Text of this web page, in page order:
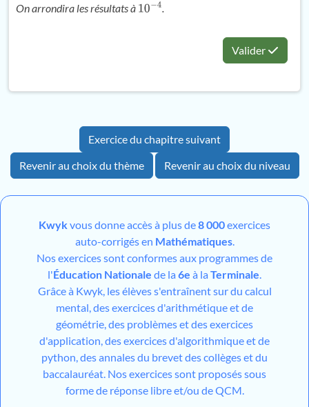
On arrondira les résultats à 10 4
Valider
Exercice du chapitre suivant
Revenir au choix du thème
Revenir au choix du niveau
Kwykvous donne accès à plus de8 000exercices
auto-corrigés en Mathématiques.
Nos exercices sont conformes aux programmes de
l'Éducation Nationale de la 6e à la Terminale
Grâce à Kwyk, les élèves s'entraînent sur du calcul
mental, des exercices d'arithmétique et de
géométrie, des problèmes et des exercices
d'application, des exercices d'algorithmique et de
python, des annales du brevet des collèges et du
baccalauréat. Nos exercices sont proposés sous
forme de réponse libre et/ou de QCM.